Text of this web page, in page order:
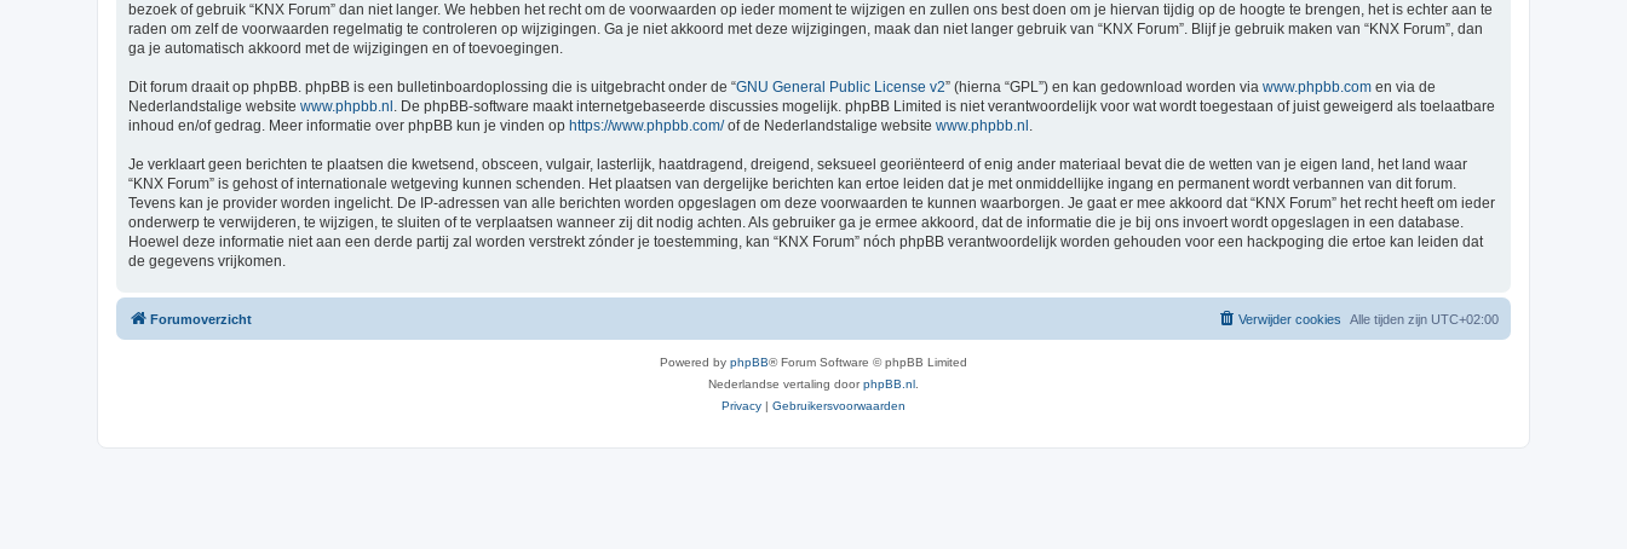
bezoek of gebruik “KNX Forum” dan niet langer. We hebben het recht om de voorwaarden op ieder moment te wijzigen en zullen ons best doen om je hiervan tijdig op de hoogte te brengen, het is echter aan te
raden om zelf de voorwaarden regelmatig te controleren op wijzigingen. Ga je niet akkoord met deze wijzigingen, maak dan niet langer gebruik van “KNX Forum”. Blijf je gebruik maken van “KNX Forum”, dan
ga je automatisch akkoord met de wijzigingen en of toevoegingen.
Dit forum draait op phpBB. phpBB is een bulletinboardoplossing die is uitgebracht onder de “GNU General Public License v2” (hierna “GPL”) en kan gedownload worden via www.phpbb.com en via de
Nederlandstalige website www.phpbb.nl . De phpBB-software maakt internetgebaseerde discussies mogelijk. phpBB Limited is niet verantwoordelijk voor wat wordt toegestaan of juist geweigerd als toelaatbare
inhoud en/of gedrag. Meer informatie over phpBB kun je vinden op https://www.phpbb.com/of de Nederlandstalige website www.phpbb.nl .
Je verklaart geen berichten te plaatsen die kwetsend, obsceen, vulgair, lasterlijk, haatdragend, dreigend, seksueel georiënteerd of enig ander materiaal bevat die de wetten van je eigen land, het land waar
“KNX Forum” is gehost of internationale wetgeving kunnen schenden. Het plaatsen van dergelijke berichten kan ertoe leiden dat je met onmiddellijke ingang en permanent wordt verbannen van dit forum.
Tevens kan je provider worden ingelicht. De IP-adressen van alle berichten worden opgeslagen om deze voorwaarden te kunnen waarborgen. Je gaat er mee akkoord dat “KNX Forum” het recht heeft om ieder
onderwerp te verwijderen, te wijzigen, te sluiten of te verplaatsen wanneer zij dit nodig achten. Als gebruiker ga je ermee akkoord, dat de informatie die je bij ons invoert wordt opgeslagen in een database.
Hoewel deze informatie niet aan een derde partij zal worden verstrekt zónder je toestemming, kan “KNX Forum” nóch phpBB verantwoordelijk worden gehouden voor een hackpoging die ertoe kan leiden dat
de gegevens vrijkomen.
Forumoverzicht Alle tijden zijn UTC+02:00
Verwijder cookies
Powered by phpBB® Forum Software © phpBB Limited
Nederlandse vertaling doorphpBB.nl
Privacy | Gebruikersvoorwaarden